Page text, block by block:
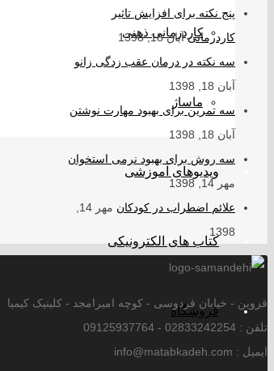
کاردرمانی ذهنی
ماساژ
ویدیوهای آموزشی
کتاب های الکترونیکی
فروشگاه
پنج نکته برای افزایش تاثیر
کاردرمانی آبان 18, 1398
سه نکته در درمان عقب زدگی زانو
آبان 18, 1398
سه تمرین برای بهبود مهارت نوشتن
آبان 18, 1398
سه روش برای بهبود نرمی استخوان
مهر 14, 1398
علائم اضطراب در کودکان
1398
قزوین - خیابان فردوسی - کوچه امیرامجد - کلینیک کیمیا
تلفن : 02833242254 - 09125937764
ایمیل : info@matabkadeh.com